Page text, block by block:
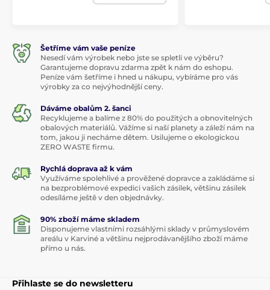
Šetříme vám vaše peníze
Nesedí vám výrobek nebo jste se spletli ve výběru?
Garantujeme dopravu zdarma zpět k nám do eshopu.
Peníze vám šetříme i hned u nákupu, vybíráme pro vás
výrobky za co nejvýhodnější ceny.
Dáváme obalům 2. šanci
Recyklujeme a balíme z 80% do použitých a obnovitelných
obalových materiálů. Vážíme si naší planety a záleží nám na
tom, jakou ji necháme dětem. Usilujeme o ekologickou
ZERO WASTE firmu.
Rychlá doprava až k vám
Využíváme spolehlivé a prověžené dopravce a zakládáme si
na bezproblémové expedici vašich zásilek, většinu zásilek
odesíláme ještě v den objednávky.
90% zboží máme skladem
Disponujeme vlastními rozsáhlými sklady v průmyslovém
areálu v Karviné a většinu nejprodávanějšího zboží máme
přímo u nás.
Přihlaste se do newsletteru